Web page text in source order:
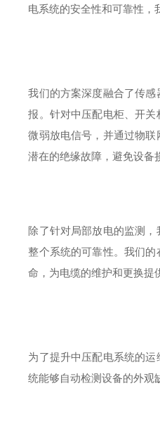
电系统的安全性和可靠性，
我们的方案深度融合了传
报。针对中压配电柜、开
微弱放电信号，并通过物
潜在的绝缘故障，避免设备
除了针对局部放电的监测
整个系统的可靠性。我们
命，为电缆的维护和更换提
为了提升中压配电系统的
统能够自动检测设备的外观